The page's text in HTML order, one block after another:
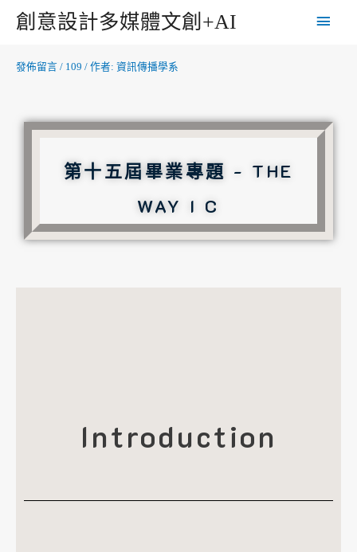
創意設計多媒體文創+AI
發佈留言 / 109 / 作者: 資訊傳播學系
第十五屆畢業專題 - THE
WAY I C
Introduction